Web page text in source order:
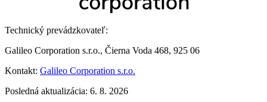
Technický prevádzkovateľ:
Galileo Corporation s.r.o., Čierna Voda 468, 925 06
Kontakt: Galileo Corporation s.r.o.
Posledná aktualizácia: 6. 8. 2026